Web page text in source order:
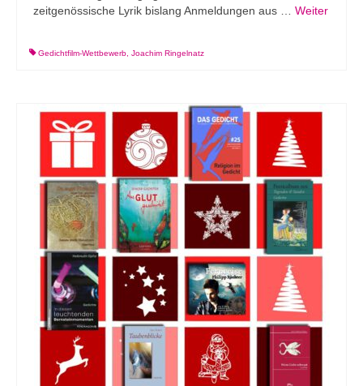
zeitgenössische Lyrik bislang Anmeldungen aus … Weiter
Gedichtfilm-Wettbewerb Joachim Ringelnatz